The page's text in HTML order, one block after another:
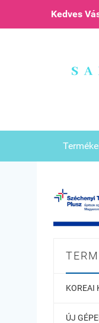
Kedves
KOREAI
ÚJ